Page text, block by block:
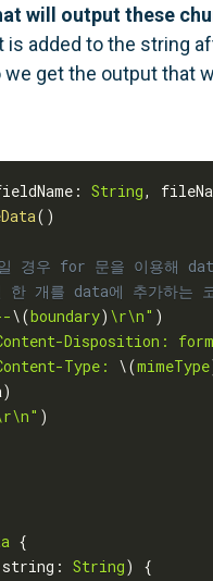
will output these
is added to the string
get the output that
: String,
( )
경우 for 문을 이용해
개를 data에 추가하는
\(boundary) \r\n" )
Disposition:
Type: \(mimeType
)
)
{
string : String)
{